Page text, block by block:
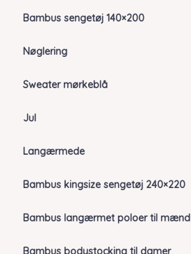
Bambus sengetøj 140×200
Nøglering
Sweater mørkeblå
Jul
Langærmede
Bambus kingsize sengetøj 240×220
Bambus langærmet poloer til mænd
Bambus bodystocking til damer